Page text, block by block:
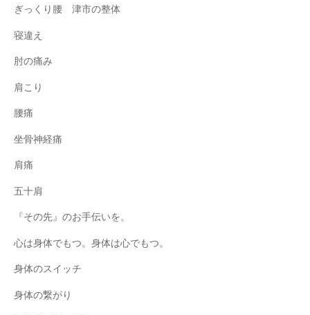
ぎっくり腰 津市の整体
寝違え
肘の痛み
肩こり
腰痛
坐骨神経痛
肩痛
五十肩
『その先』のお手伝いを。
心は身体でもつ。身体は心でもつ。
身体のスイッチ
身体の繋がり